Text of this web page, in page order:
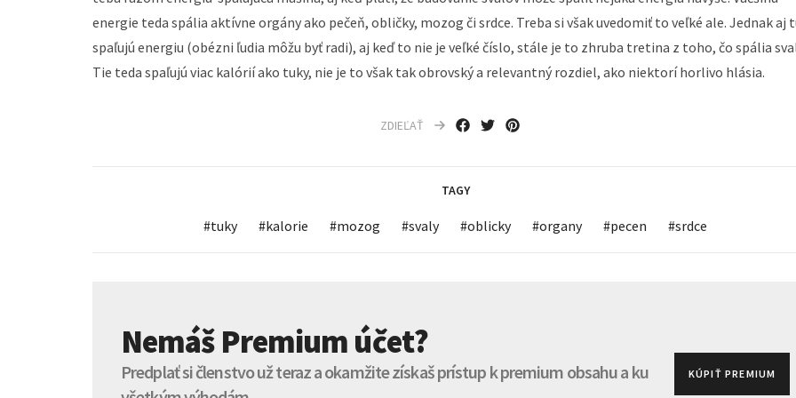
energie teda spália aktívne orgány ako pečeň, obličky, mozog či srdce. Treba si však uvedomiť to veľké ale. Jednak aj
spaľujú energiu (obézni ľudia môžu byť radi), aj keď to nie je veľké číslo, stále je to zhruba tretina z toho, čo spália
Tie teda spaľujú viac kalórií ako tuky, nie je to však tak obrovský a relevantný rozdiel, ako niektorí horlivo hlásia.
ZDIEĽAŤ
TAGY
#tuky #kalorie #mozog #svaly #oblicky #organy #pecen #srdce
Nemáš Premium účet?
Predplať si členstvo už teraz a okamžite získaš prístup k premium obsahu a ku
KÚPIŤ PREMIUM